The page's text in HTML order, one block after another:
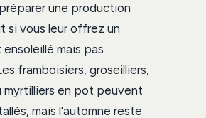
une production
si vous leur offrez un
mais pas
framboisiers, groseilliers,
myrtilliers en pot peuvent
mais l’automne reste